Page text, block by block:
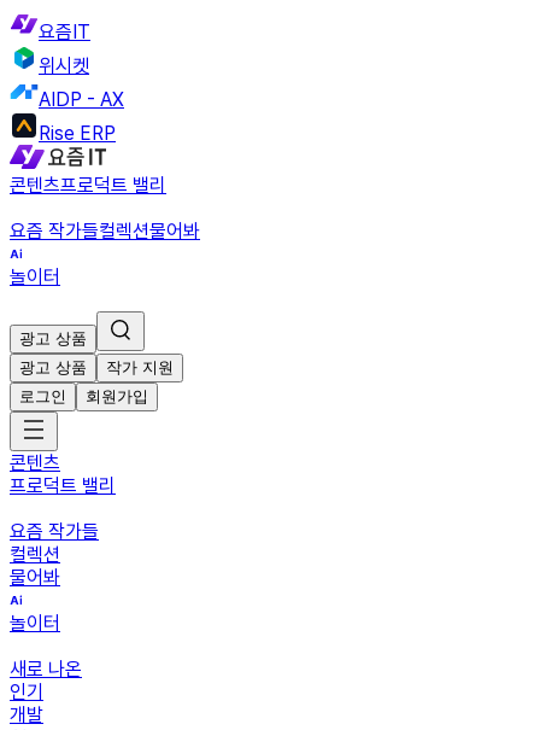
요즘IT
위시켓
AIDP - AX
Rise ERP
콘텐츠프로덕트 밸리
요즘 작가들컬렉션물어봐
놀이터
광고 상품
광고 상품
작가 지원
로그인
회원가입
콘텐츠
프로덕트 밸리
요즘 작가들
컬렉션
물어봐
놀이터
새로 나온
인기
개발